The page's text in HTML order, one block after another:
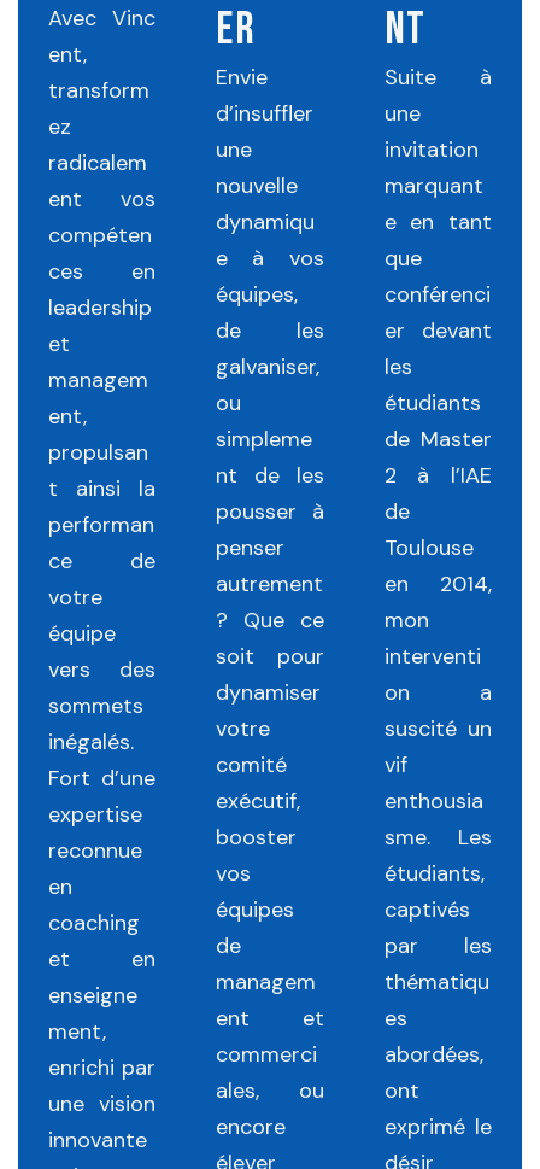
AvecVinc
ent,
transform
ez
radicalem
ent vos
compéten
ces en
leadership
et
managem
ent,
propulsan
t ainsi la
performan
ce de
votre
équipe
vers des
sommets
inégalés.
Fort d’une
expertise
reconnue
en
coaching
et en
enseigne
ment,
enrichi par
une vision
innovante
ER
Envie
d’insuffler
une
nouvelle
dynamiqu
e à vos
équipes,
de les
galvaniser,
ou
simpleme
nt de les
pousser à
penser
autrement
? Que ce
soit pour
dynamiser
votre
comité
exécutif,
booster
vos
équipes
de
managem
ent et
commerci
ales, ou
encore
élever
NT
Suite à
une
invitation
marquant
e en tant
que
conférenci
er devant
les
étudiants
de Master
2 à l’IAE
de
Toulouse
en 2014,
mon
interventi
on a
suscité un
vif
enthousia
sme. Les
étudiants,
captivés
par les
thématiqu
es
abordées,
ont
exprimé le
désir